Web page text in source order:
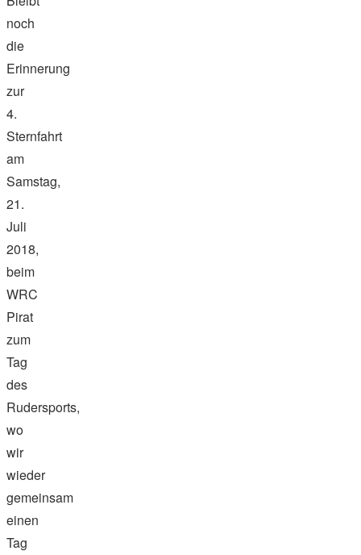
noch
die
Erinnerung
zur
4.
Sternfahrt
am
Samstag,
21.
Juli
2018,
beim
WRC
Pirat
zum
Tag
des
Rudersports,
wo
wir
wieder
gemeinsam
einen
Tag